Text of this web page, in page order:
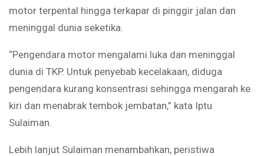
motor terpental hingga terkapar di pinggir jalan dan
meninggal dunia seketika.
“Pengendara motor mengalami luka dan meninggal
dunia di TKP. Untuk penyebab kecelakaan, diduga
pengendara kurang konsentrasi sehingga mengarah ke
kiri dan menabrak tembok jembatan,” kata Iptu
Sulaiman.
Lebih lanjut Sulaiman menambahkan, peristiwa